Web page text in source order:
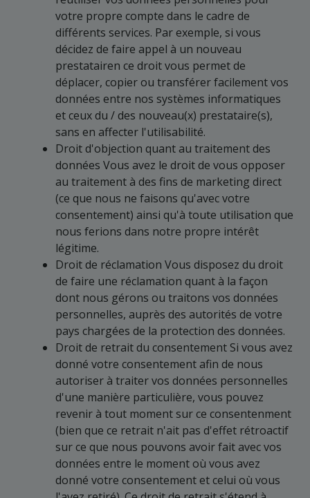
votre propre compte dans le cadre de
différents services. Par exemple, si vous
décidez de faire appel à un nouveau
prestatairen ce droit vous permet de
déplacer, copier ou transférer facilement vos
données entre nos systèmes informatiques
et ceux du / des nouveau(x) prestataire(s),
sans en affecter l'utilisabilité.
Droit d'objection quant au traitement des
données Vous avez le droit de vous opposer
au traitement à des fins de marketing direct
(ce que nous ne faisons qu'avec votre
consentement) ainsi qu'à toute utilisation que
nous ferions dans notre propre intérêt
légitime.
Droit de réclamation Vous disposez du droit
de faire une réclamation quant à la façon
dont nous gérons ou traitons vos données
personnelles, auprès des autorités de votre
pays chargées de la protection des données.
Droit de retrait du consentement Si vous avez
donné votre consentement afin de nous
autoriser à traiter vos données personnelles
d'une manière particulière, vous pouvez
revenir à tout moment sur ce consentenment
(bien que ce retrait n'ait pas d'effet rétroactif
sur ce que nous pouvons avoir fait avec vos
données entre le moment où vous avez
donné votre consentement et celui où vous